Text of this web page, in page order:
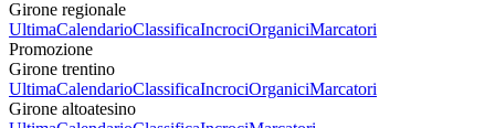
Girone regionale
UltimaCalendarioClassificaIncrociOrganiciMarcatori
Promozione
Girone trentino
UltimaCalendarioClassificaIncrociOrganiciMarcatori
Girone altoatesino